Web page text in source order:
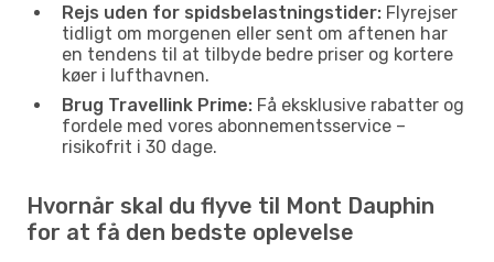
Rejs uden for spidsbelastningstider: Flyrejser
tidligt om morgenen eller sent om aftenen har
en tendens til at tilbyde bedre priser og kortere
køer i lufthavnen.
Brug Travellink Prime: Få eksklusive rabatter og
fordele med vores abonnementsservice –
risikofrit i 30 dage.
Hvornår skal du flyve til Mont Dauphin
for at få den bedste oplevelse